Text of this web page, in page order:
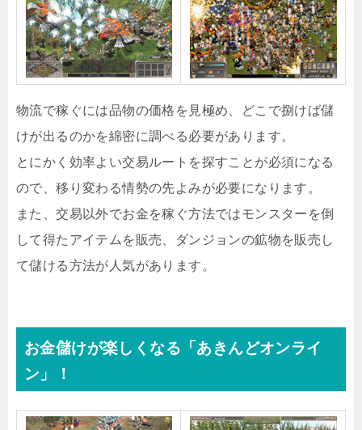
物流で稼ぐには品物の価格を見極め、どこで捌けば儲
けが出るのかを綿密に調べる必要があります。
とにかく効率よい交易ルートを探すことが必須になる
ので、移り変わる情勢の先よみが必要になります。
また、交易以外でお金を稼ぐ方法ではモンスターを倒
して得たアイテムを販売、ダンジョンの鉱物を販売し
て儲ける方法が人気があります。
お金儲けが楽しくなる「あきんどオンライ
ン」！